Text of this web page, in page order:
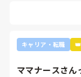
り、看護のつな
すし、今後成長
いないです。
アややるこ
外来や検診セ
で、病棟での
きな病院だと
キャリア・転職
ママナースさ